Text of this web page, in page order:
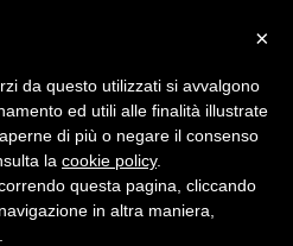
Login Registrazione
×
da questo utilizzati si avvalgono
ed utili alle finalità illustrate
di più o negare il consenso
la cookie policy.
questa pagina, cliccando
in altra maniera,